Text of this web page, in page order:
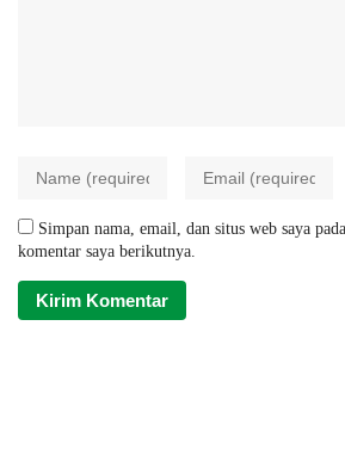
Simpan nama, email, dan situs web saya
komentar saya berikutnya.